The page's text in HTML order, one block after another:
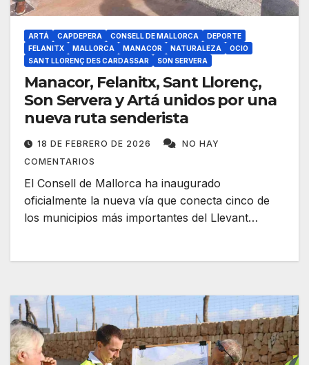
ARTÁ CAPDEPERA CONSELL DE MALLORCA
DEPORTE
FELANITX
MALLORCA MANACOR NATURALEZA
OCIO
SANT LLORENÇ DES CARDASSAR
SON SERVERA
Manacor, Felanitx, Sant Llorenç,
Son Servera y Artá unidos por una
nueva ruta senderista
18 DE FEBRERO DE 2026
NO HAY
COMENTARIOS
El Consell de Mallorca ha inaugurado
oficialmente la nueva vía que conecta cinco de
los municipios más importantes del Llevant…